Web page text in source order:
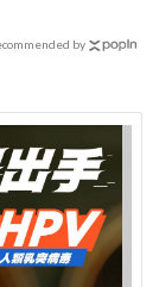
by